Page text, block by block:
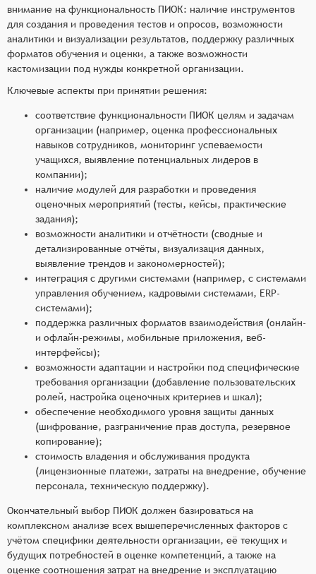
внимание на функциональность ПИОК: наличие инструментов
для создания и проведения тестов и опросов, возможности
аналитики и визуализации результатов, поддержку различных
форматов обучения и оценки, а также возможности
кастомизации под нужды конкретной организации.
Ключевые аспекты при принятии решения:
соответствие функциональности ПИОК целям и задачам
организации (например, оценка профессиональных
навыков сотрудников, мониторинг успеваемости
учащихся, выявление потенциальных лидеров в
компании);
наличие модулей для разработки и проведения
оценочных мероприятий (тесты, кейсы, практические
задания);
возможности аналитики и отчётности (сводные и
детализированные отчёты, визуализация данных,
выявление трендов и закономерностей);
интеграция с другими системами (например, с системами
управления обучением, кадровыми системами, ERP-
системами);
поддержка различных форматов взаимодействия (онлайн-
и офлайн-режимы, мобильные приложения, веб-
интерфейсы);
возможности адаптации и настройки под специфические
требования организации (добавление пользовательских
ролей, настройка оценочных критериев и шкал);
обеспечение необходимого уровня защиты данных
(шифрование, разграничение прав доступа, резервное
копирование);
стоимость владения и обслуживания продукта
(лицензионные платежи, затраты на внедрение, обучение
персонала, техническую поддержку).
Окончательный выбор ПИОК должен базироваться на
комплексном анализе всех вышеперечисленных факторов с
учётом специфики деятельности организации, её текущих и
будущих потребностей в оценке компетенций, а также на
оценке соотношения затрат на внедрение и эксплуатацию